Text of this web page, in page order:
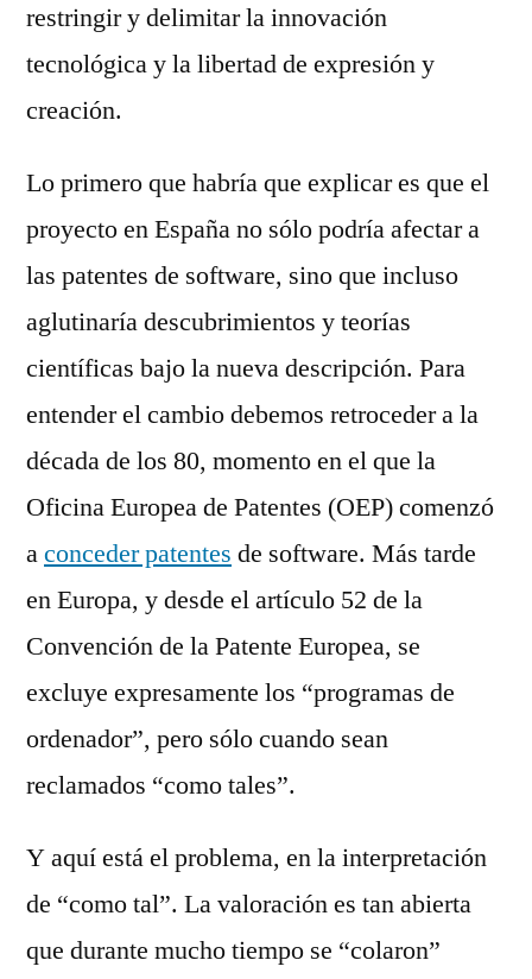
restringir y delimitar la innovación
tecnológica y la libertad de expresión y
creación.
Lo primero que habría que explicar es que el
proyecto en España no sólo podría afectar a
las patentes de software, sino que incluso
aglutinaría descubrimientos y teorías
científicas bajo la nueva descripción. Para
entender el cambio debemos retroceder a la
década de los 80, momento en el que la
Oficina Europea de Patentes (OEP) comenzó
aconceder patentes de software. Más tarde
en Europa, y desde el artículo 52 de la
Convención de la Patente Europea, se
excluye expresamente los “programas de
ordenador”, pero sólo cuando sean
reclamados “como tales”.
Y aquí está el problema, en la interpretación
de “como tal”. La valoración es tan abierta
que durante mucho tiempo se “colaron”